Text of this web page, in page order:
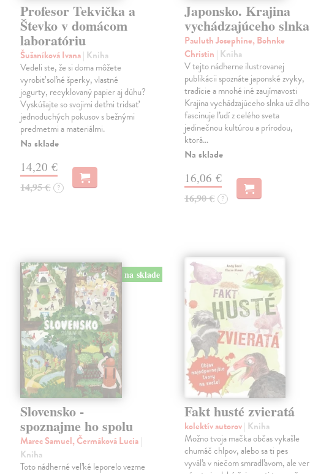
Profesor Tekvička a
Števko v domácom
laboratóriu
Šušaníková Ivana| Kniha
Vedeli ste, že si doma môžete
vyrobiť soľné šperky, vlastné
jogurty, recyklovaný papier aj dúhu?
Vyskúšajte so svojimi deťmi tridsať
jednoduchých pokusov s bežnými
predmetmi a materiálmi.
Na sklade
14,20 €
14,95 € ?
Japonsko. Krajina
vychádzajúceho slnka
Pauluth Josephine, Bohnke
Christin | Kniha
V tejto nádherne ilustrovanej
publikácii spoznáte japonské zvyky,
tradície a mnohé iné zaujímavosti
Krajina vychádzajúceho slnka už dlho
fascinuje ľudí z celého sveta
jedinečnou kultúrou a prírodou,
ktorá…
Na sklade
16,06 €
16,90 € ?
na sklade
Slovensko -
spoznajme ho spolu
Marec Samuel, Čermáková Lucia|
Kniha
Toto nádherné veľké leporelo vezme
Fakt husté zvieratá
kolektív autorov| Kniha
Možno tvoja mačka občas vykašle
chumáč chlpov, alebo sa ti pes
vyváľa v niečom smradľavom, ale ver